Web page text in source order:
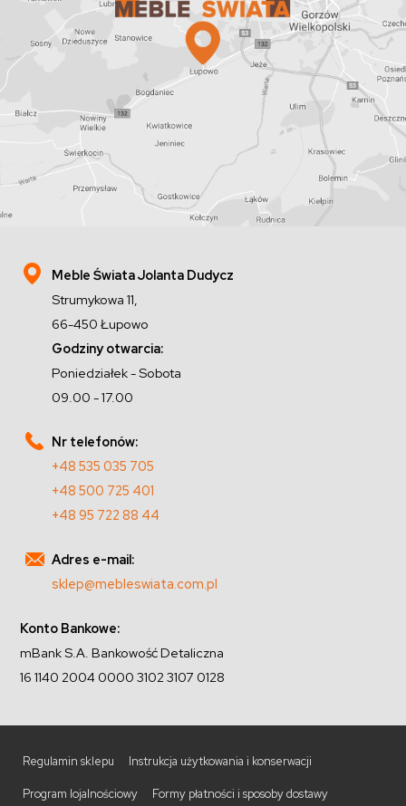
Meble Świata Jolanta Dudycz
Strumykowa 11,
66-450 Łupowo
Godziny otwarcia:
Poniedziałek - Sobota
09.00 - 17.00
Nr telefonów:
+48 535 035 705
+48 500 725 401
+48 95 722 88 44
Adres e-mail:
sklep@mebleswiata.com.pl
Konto Bankowe:
mBank S.A. Bankowość Detaliczna
16 1140 2004 0000 3102 3107 0128
Regulamin sklepu Instrukcja użytkowania i konserwacji
Program lojalnościowy Formy płatności i sposoby dostawy